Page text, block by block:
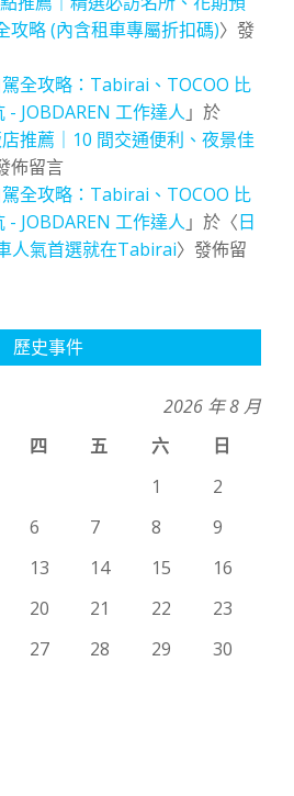
攻略 (內含租車專屬折扣碼)〉發
全攻略：Tabirai、TOCOO 比
- JOBDAREN 工作達人 」於
推薦｜10 間交通便利、夜景佳
佈留言
全攻略：Tabirai、TOCOO 比
- JOBDAREN 工作達人 」於〈日
人氣首選就在Tabirai〉發佈留
歷史事件
2026 年 8 月
四 五 六
日
1
2
6 7 8
9
13 14 15
16
20 21 22
23
27 28 29
30